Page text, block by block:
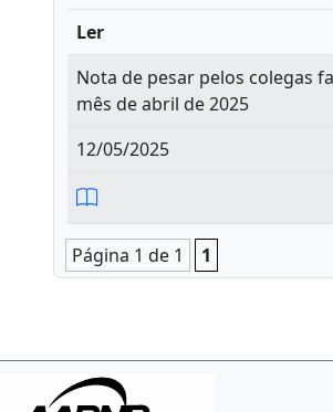
Ler
Nota de pesar pelos colegas
mês de abril de 2025
12/05/2025
Página 1 de 1 1